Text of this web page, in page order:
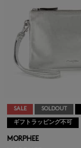
SALE SOLDOUT
ギフトラッピング不可
MORPHEE